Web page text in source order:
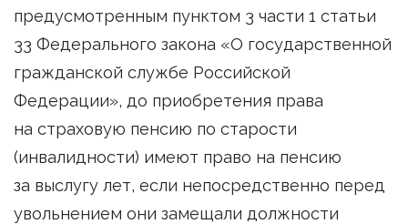
предусмотренным пунктом 3 части 1 статьи
33 Федерального закона «О государственной
гражданской службе Российской
Федерации», до приобретения права
на страховую пенсию по старости
(инвалидности) имеют право на пенсию
за выслугу лет, если непосредственно перед
увольнением они замещали должности